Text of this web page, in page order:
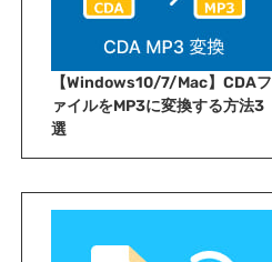
【Windows10/7/Mac】CDAフ
ァイルをMP3に変換する方法3
選